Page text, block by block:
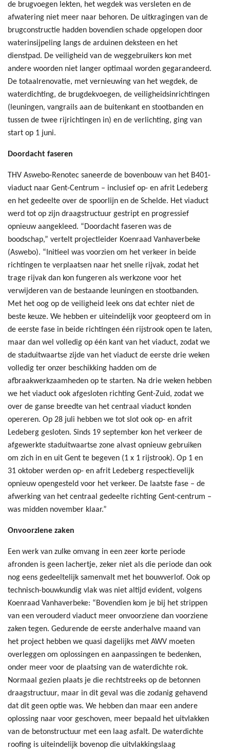
de brugvoegen lekten, het wegdek was versleten en de
afwatering niet meer naar behoren. De uitkragingen van de
brugconstructie hadden bovendien schade opgelopen door
waterinsijpeling langs de arduinen deksteen en het
dienstpad. De veiligheid van de weggebruikers kon met
andere woorden niet langer optimaal worden gegarandeerd.
De totaalrenovatie, met vernieuwing van het wegdek, de
waterdichting, de brugdekvoegen, de veiligheidsinrichtingen
(leuningen, vangrails aan de buitenkant en stootbanden en
tussen de twee rijrichtingen in) en de verlichting, ging van
start op 1 juni.
Doordacht faseren
THV Aswebo-Renotec saneerde de bovenbouw van het B401-
viaduct naar Gent-Centrum – inclusief op- en afrit Ledeberg
en het gedeelte over de spoorlijn en de Schelde. Het viaduct
werd tot op zijn draagstructuur gestript en progressief
opnieuw aangekleed. “Doordacht faseren was de
boodschap,” vertelt projectleider Koenraad Vanhaverbeke
(Aswebo). “Initieel was voorzien om het verkeer in beide
richtingen te verplaatsen naar het snelle rijvak, zodat het
trage rijvak dan kon fungeren als werkzone voor het
verwijderen van de bestaande leuningen en stootbanden.
Met het oog op de veiligheid leek ons dat echter niet de
beste keuze. We hebben er uiteindelijk voor geopteerd om in
de eerste fase in beide richtingen één rijstrook open te laten,
maar dan wel volledig op één kant van het viaduct, zodat we
de staduitwaartse zijde van het viaduct de eerste drie weken
volledig ter onzer beschikking hadden om de
afbraakwerkzaamheden op te starten. Na drie weken hebben
we het viaduct ook afgesloten richting Gent-Zuid, zodat we
over de ganse breedte van het centraal viaduct konden
opereren. Op 28 juli hebben we tot slot ook op- en afrit
Ledeberg gesloten. Sinds 19 september kon het verkeer de
afgewerkte staduitwaartse zone alvast opnieuw gebruiken
om zich in en uit Gent te begeven (1 x 1 rijstrook). Op 1 en
31 oktober werden op- en afrit Ledeberg respectievelijk
opnieuw opengesteld voor het verkeer. De laatste fase – de
afwerking van het centraal gedeelte richting Gent-centrum –
was midden november klaar.”
Onvoorziene zaken
Een werk van zulke omvang in een zeer korte periode
afronden is geen lachertje, zeker niet als die periode dan ook
nog eens gedeeltelijk samenvalt met het bouwverlof. Ook op
technisch-bouwkundig vlak was niet altijd evident, volgens
Koenraad Vanhaverbeke: “Bovendien kom je bij het strippen
van een verouderd viaduct meer onvoorziene dan voorziene
zaken tegen. Gedurende de eerste anderhalve maand van
het project hebben we quasi dagelijks met AWV moeten
overleggen om oplossingen en aanpassingen te bedenken,
onder meer voor de plaatsing van de waterdichte rok.
Normaal gezien plaats je die rechtstreeks op de betonnen
draagstructuur, maar in dit geval was die zodanig gehavend
dat dit geen optie was. We hebben dan maar een andere
oplossing naar voor geschoven, meer bepaald het uitvlakken
van de betonstructuur met een laag asfalt. De waterdichte
roofing is uiteindelijk bovenop die uitvlakkingslaag